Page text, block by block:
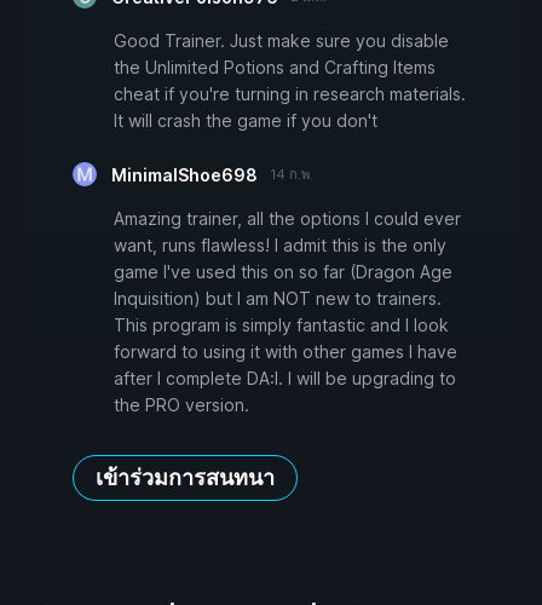
Good Trainer. Just make sure you disable
the Unlimited Potions and Crafting Items
cheat if you're turning in research materials.
It will crash the game if you don't
MinimalShoe698 14 ก.พ.
Amazing trainer, all the options I could ever
want, runs flawless! I admit this is the only
game I've used this on so far (Dragon Age
Inquisition) but I am NOT new to trainers.
This program is simply fantastic and I look
forward to using it with other games I have
after I complete DA:I. I will be upgrading to
the PRO version.
เข้าร่วมการสนทนา